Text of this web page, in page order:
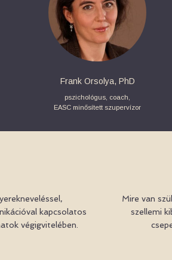
Frank Orsolya, PhD
pszichológus, coach,
EASC minősített szupervízor
kapcsolatos
végigvitelében.
Mire van
szellemi